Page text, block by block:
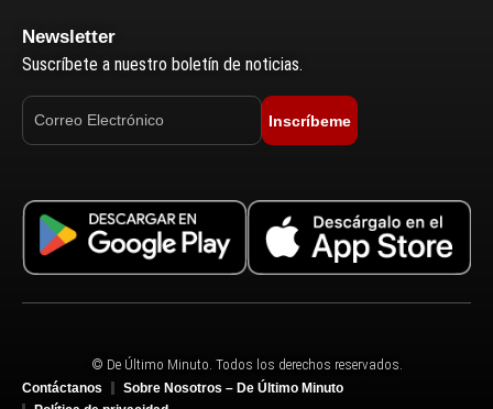
Newsletter
Suscríbete a nuestro boletín de noticias.
Inscríbeme
© De Último Minuto. Todos los derechos reservados.
Contáctanos
Sobre Nosotros – De Último Minuto